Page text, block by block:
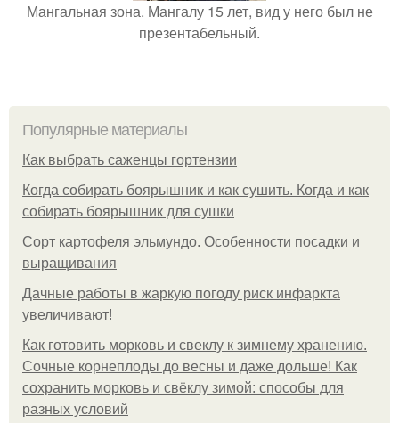
Мангальная зона. Мангалу 15 лет, вид у него был не
презентабельный.
Популярные материалы
Как выбрать саженцы гортензии
Когда собирать боярышник и как сушить. Когда и как
собирать боярышник для сушки
Сорт картофеля эльмундо. Особенности посадки и
выращивания
Дачные работы в жаркую погоду риск инфаркта
увеличивают!
Как готовить морковь и свеклу к зимнему хранению.
Сочные корнеплоды до весны и даже дольше! Как
сохранить морковь и свёклу зимой: способы для
разных условий